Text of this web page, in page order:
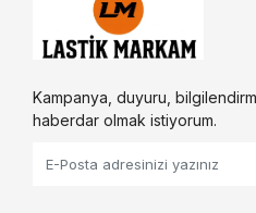
Kampanya, duyuru,
haberdar olmak istiyorum.